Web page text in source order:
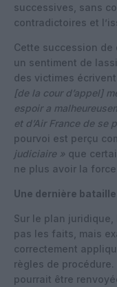
successives, sans
contradictoires et
Cette succession de
un sentiment de
des victimes écrivent
[de la cour d’appel]
espoir a
et d’Air France de se
pourvoi est perçu
judiciaire » que
ne plus avoir la
Une dernière
Sur le plan
pas les faits, mais
correctement
règles de procédure.
pourrait être